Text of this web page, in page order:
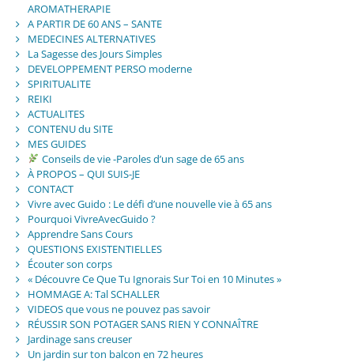
AROMATHERAPIE
A PARTIR DE 60 ANS – SANTE
MEDECINES ALTERNATIVES
La Sagesse des Jours Simples
DEVELOPPEMENT PERSO moderne
SPIRITUALITE
REIKI
ACTUALITES
CONTENU du SITE
MES GUIDES
Conseils de vie -Paroles d’un sage de 65 ans
À PROPOS – QUI SUIS-JE
CONTACT
Vivre avec Guido : Le défi d’une nouvelle vie à 65 ans
Pourquoi VivreAvecGuido ?
Apprendre Sans Cours
QUESTIONS EXISTENTIELLES
Écouter son corps
« Découvre Ce Que Tu Ignorais Sur Toi en 10 Minutes »
HOMMAGE A: Tal SCHALLER
VIDEOS que vous ne pouvez pas savoir
RÉUSSIR SON POTAGER SANS RIEN Y CONNAÎTRE
Jardinage sans creuser
Un jardin sur ton balcon en 72 heures